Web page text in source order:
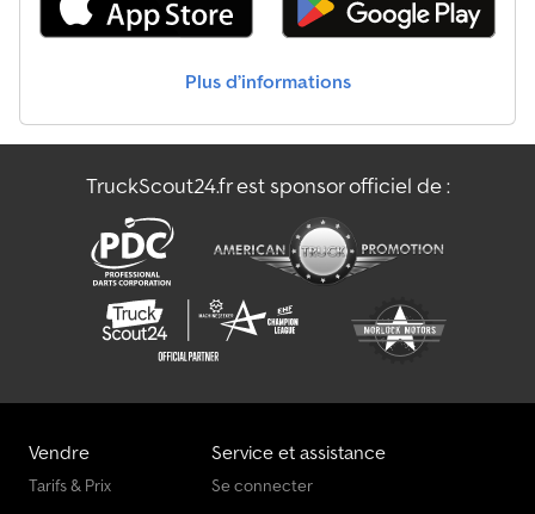
à outils, châssis boulonné, portes battantes, connecteurs 1x15 et
2x7 pôles, antispray, toit relevable hydraulique, Speed Curtain
souhaitez un financement ? Grâce à notre Value Added Service,
personnalisées, des services complets et de la télématique. Nous
T Nefx Aprer
Plus d’informations
TruckScout24.fr est sponsor officiel de :
Vendre
Tarifs & Prix
Service et assistance
Se connecter